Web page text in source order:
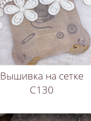
Вышивка на сетке
С130